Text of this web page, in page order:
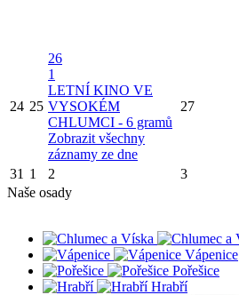
24 25
26
1
LETNÍ KINO VE
VYSOKÉM
CHLUMCI - 6 gramů
Zobrazit všechny
záznamy ze dne
27
31 1 2 3
Naše osady
Vápenice
Pořešice
Hrabří